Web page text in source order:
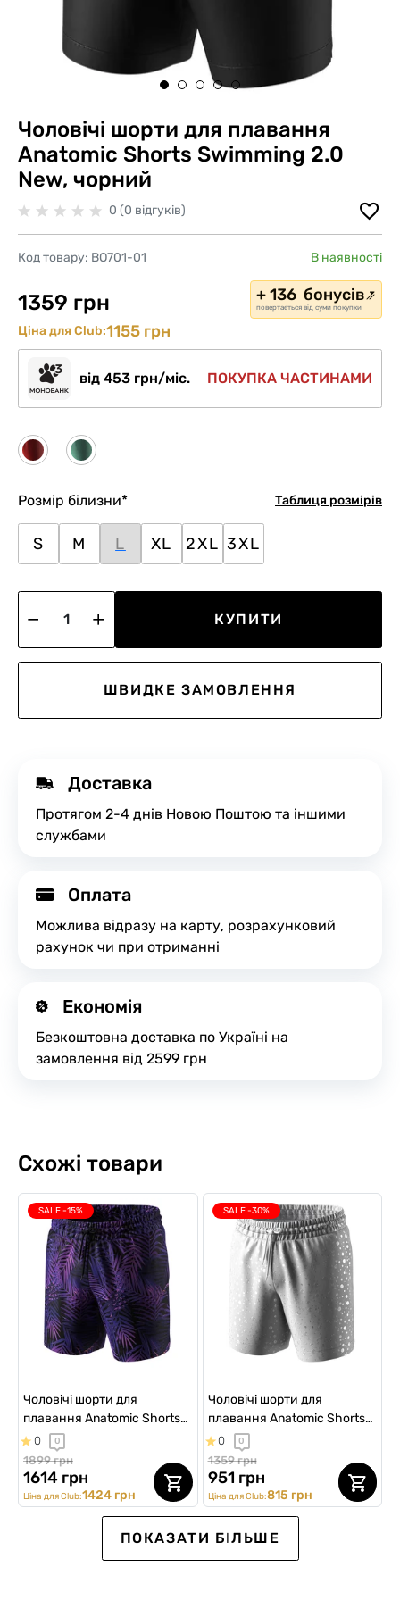
Чоловічі шорти для плавання
Anatomic Shorts Swimming 2.0
New, чорний
0 (0 відгуків)
Код товару: BO701-01 В наявності
1359 грн + 136 бонусів
повертається від суми покупки
Ціна для Club:1155 грн
від 453 грн/міс. ПОКУПКА ЧАСТИНАМИ
Таблиця розмірів
Розмір білизни*
S M L XL 2XL 3XL
КУПИТИ
ШВИДКЕ ЗАМОВЛЕННЯ
Доставка
Протягом 2-4 днів Новою Поштою та іншими
службами
Оплата
Можлива відразу на карту, розрахунковий
рахунок чи при отриманні
Економія
Безкоштовна доставка по Україні на
замовлення від 2599 грн
Схожі товари
SALE -15%
Чоловічі шорти для
плавання Anatomic Shorts
Swimming 2.0 Plus, purple
0 0
1899 грн
1614 грн
Ціна для Club:1424 грн
SALE -30%
Чоловічі шорти для
плавання Anatomic Shorts
Swimming 2.0, світло-сірий
крапля
0 0
1359 грн
951 грн
Ціна для Club:815 грн
Ексклюзив для Клубу
Ексклюзив для Клубу
SALE -15%
SALE -20%
ПОКАЗАТИ БІЛЬШЕ